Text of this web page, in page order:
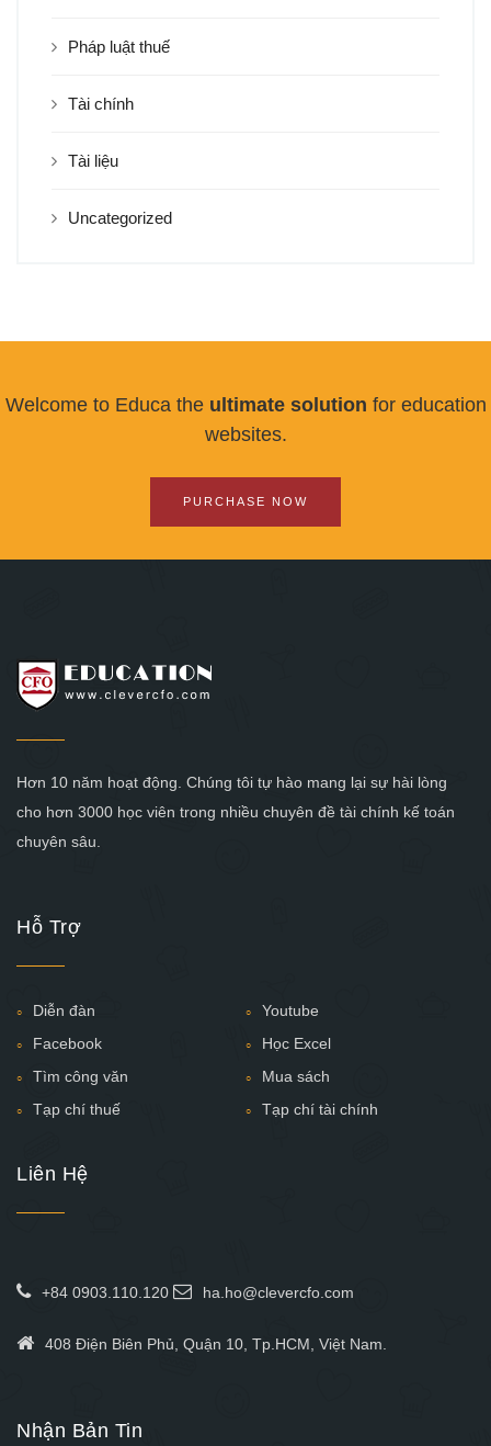
Pháp luật thuế
Tài chính
Tài liệu
Uncategorized
Welcome to Educa the ultimate solution for education
websites.
PURCHASE NOW
Hơn 10 năm hoạt động. Chúng tôi tự hào mang lại sự hài lòng
cho hơn 3000 học viên trong nhiều chuyên đề tài chính kế toán
chuyên sâu.
Hỗ Trợ
Diễn đàn
Youtube
Facebook
Học Excel
Tìm công văn
Mua sách
Tạp chí thuế
Tạp chí tài chính
Liên Hệ
+84 0903.110.120 ha.ho@clevercfo.com
408 Điện Biên Phủ, Quận 10, Tp.HCM, Việt Nam.
Nhận Bản Tin